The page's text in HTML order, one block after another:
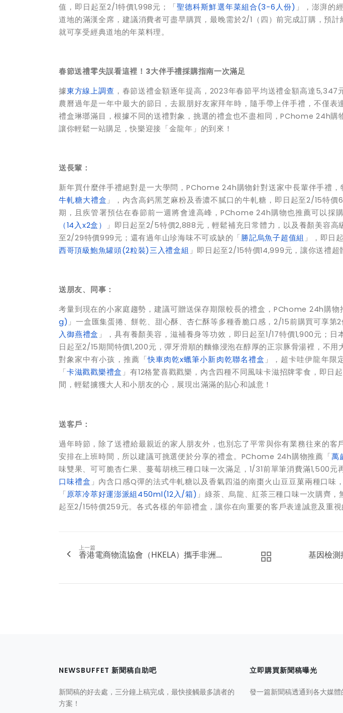
值，即日起至2/1特價1,998元；「聖德科斯鮮選年菜組合(3-6人份) 」，澎湃的
道地的滿漢全席，建議消費者可盡早購買，最晚需於2/1（四）前完成訂購，預
就可享受經典道地的年菜料理。
春節送禮零失誤看這裡！3大伴手禮採購指南一次滿足
據東方線上調查 ，春節送禮金額逐年提高，2023年春節平均送禮金額高達5,347
農曆過年是一年中最大的節日，去親朋好友家拜年時，隨手帶上伴手禮，不僅表
禮盒琳瑯滿目，根據不同的送禮對象，挑選的禮盒也不盡相同，PChome 24h購
讓你輕鬆一站購足，快樂迎接「金龍年」的到來！
送長輩：
新年買什麼伴手禮絕對是一大學問，PChome 24h購物針對送家中長輩伴手禮，
牛軋糖大禮盒」，內含高鈣黑芝麻粉及香濃不膩口的牛軋糖，即日起至2/15特
期，且疾管署預估在春節前一週將會達高峰，PChome 24h購物也推薦可以採
（14入x2盒） 」即日起至2/5特價2,888元，輕鬆補充日常體力，以及養顏美容高
至2/29特價999元；還有過年山珍海味不可或缺的「勝記烏魚子超值組」，即日
西哥頂級鮑魚罐頭(2粒裝)三入禮盒組」即日起至2/15特價14,999元，讓你送禮超
送朋友、同事：
考量到現在的小家庭趨勢，建議可贈送保存期限較長的禮盒，PChome 24h購物
g) 」一盒匯集蛋捲、餅乾、甜心酥、杏仁酥等多種香脆口感，2/15前購買可享第
入御燕禮盒 」，具有養顏美容，滋補養身等功效，即日起至1/17特價1,900元；日
日起至2/15期間特價1,200元，彈牙滑順的麵條浸泡在醇厚的正宗豚骨湯裡，不
對象家中有小孩，推薦「快車肉乾x蠟筆小新肉乾聯名禮盒 」，超卡哇伊龍年限
「卡滋戳戳樂禮盒 」有12格驚喜戳戳樂，內含四種不同風味卡滋招牌零食，即日
間，輕鬆擄獲大人和小朋友的心，展現出滿滿的貼心和誠意！
送客戶：
過年時節，除了送禮給最親近的家人朋友外，也別忘了平常與你有業務往來的客
安排在上班時間，所以建議可挑選便於分享的禮盒。PChome 24h購物推薦「萬
味雙果、可可脆杏仁果、蔓莓胡桃三種口味一次滿足，1/31前單筆消費滿1,500元
口味禮盒 」內含口感Q彈的法式牛軋糖以及香氣四溢的南棗火山豆豆菓兩種口
「原萃冷萃好運澎派組450ml(12入/箱) 」綠茶、烏龍、紅茶三種口味一次購齊
起至2/15特價259元。各式各樣的年節禮盒，讓你在向重要的客戶表達誠意及重視
上一篇
香港電商物流協會（HKELA）攜手非洲...
基因檢測
NEWSBUFFET 新聞稿自助吧
新聞稿的好去處，三分鐘上稿完成，最快接觸最多讀者的
方案！
立即購買新聞稿曝光
發一篇新聞稿透通到各大媒